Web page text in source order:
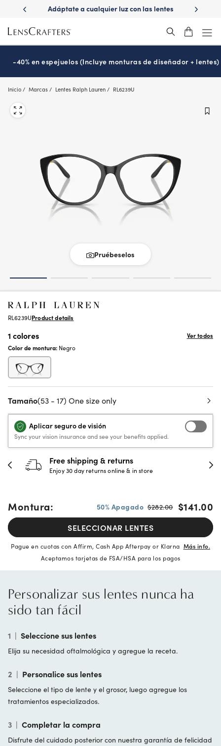
main
content
cualquier luz con las lentes
¿Es hora de tu examen de la
-40% en espejuelos (Incluye monturas de diseñador + lentes)
Inicio Marcas Lentes Ralph Lauren RL6239U
Pruébeselos
RL6239UProduct details
1 colores
Ver todos
Color de montura: Negro
Tamaño(53 - 17) One size only
Aplicar seguro de visión
Sync your vision insurance and see your benefits applied.
30-day happiness
Full refund or replacement within
Montura: 50% Apagado $282.00 $141.00
SELECCIONAR LENTES
Pague en cuotas con Affirm, Cash App Afterpay or Klarna Más info.
Aceptamos tarjetas de FSA/HSA para los pagos
Personalizar sus lentes nunca ha
sido tan fácil
1 | Seleccione sus lentes
Elija su necesidad oftalmológica y agregue la receta.
2 | Personalice sus lentes
Seleccione el tipo de lente y el grosor, luego agregue los
tratamientos especializados.
3 | Completar la compra
Disfrute del cuidado posterior con nuestra garantía de felicidad